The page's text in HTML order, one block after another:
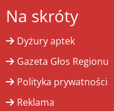
Na skróty
Dyżury aptek
Gazeta Głos Regionu
Polityka prywatności
Reklama